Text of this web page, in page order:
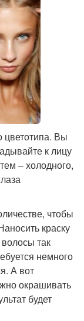
цветотипа. Вы
к лицу
– холодного,
чтобы
краску
так
немного
А вот
окрашивать
будет